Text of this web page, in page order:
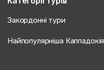
Закордонні тури
Найпопулярніша Каппадокія